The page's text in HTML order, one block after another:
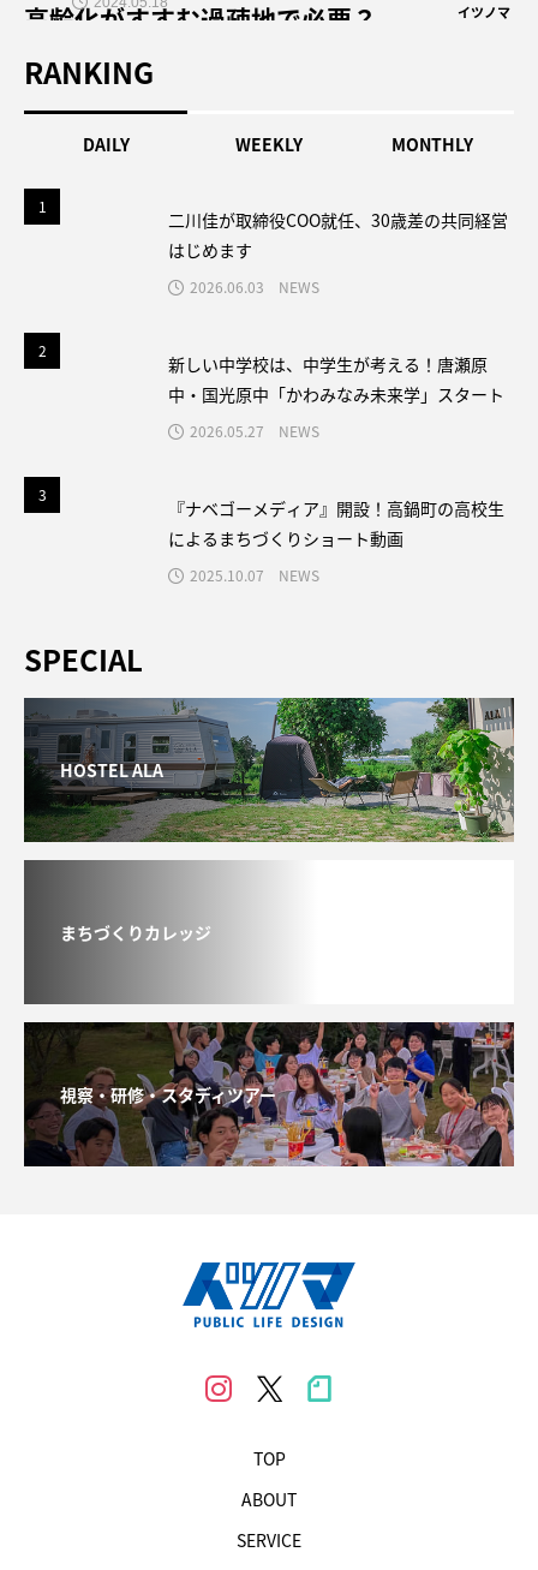
高齢化がすすむ過疎地で必要？
イツノマ
RANKING
DAILY WEEKLY MONTHLY
1
二川佳が取締役COO就任、30歳差の共同経営
はじめます
2026.06.03 NEWS
2
新しい中学校は、中学生が考える！唐瀬原
中・国光原中「かわみなみ未来学」スタート
2026.05.27 NEWS
3
『ナベゴーメディア』開設！高鍋町の高校生
によるまちづくりショート動画
2025.10.07 NEWS
SPECIAL
HOSTEL ALA
まちづくりカレッジ
視察・研修・スタディツアー
TOP
ABOUT
SERVICE